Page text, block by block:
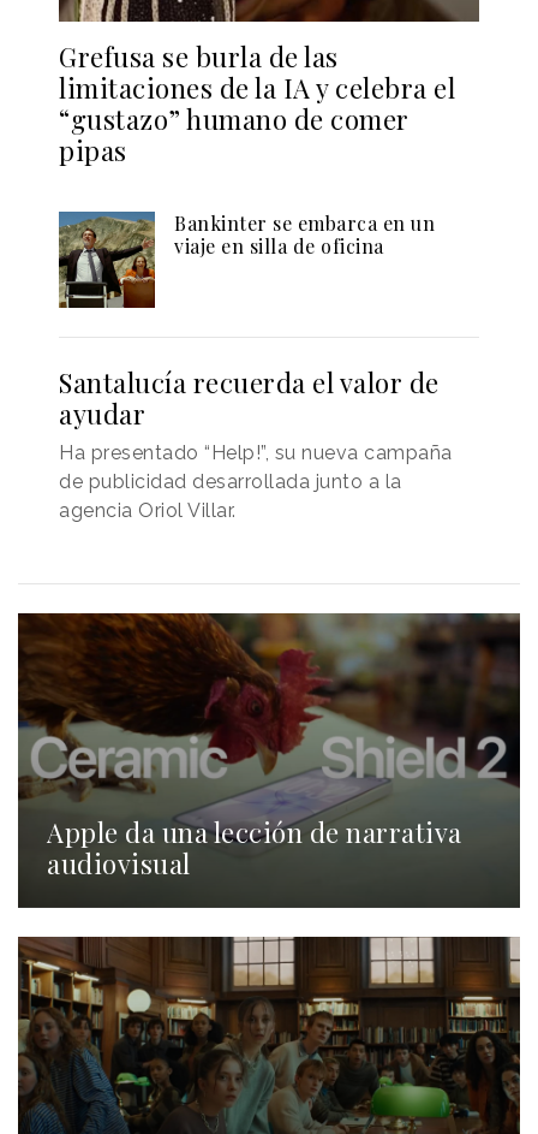
Grefusa se burla de las
limitaciones de la IA y celebra el
“gustazo” humano de comer
pipas
Bankinter se embarca en un
viaje en silla de oficina
Santalucía recuerda el valor de
ayudar
Ha presentado “Help!”, su nueva campaña
de publicidad desarrollada junto a la
agencia Oriol Villar.
Apple da una lección de narrativa
audiovisual